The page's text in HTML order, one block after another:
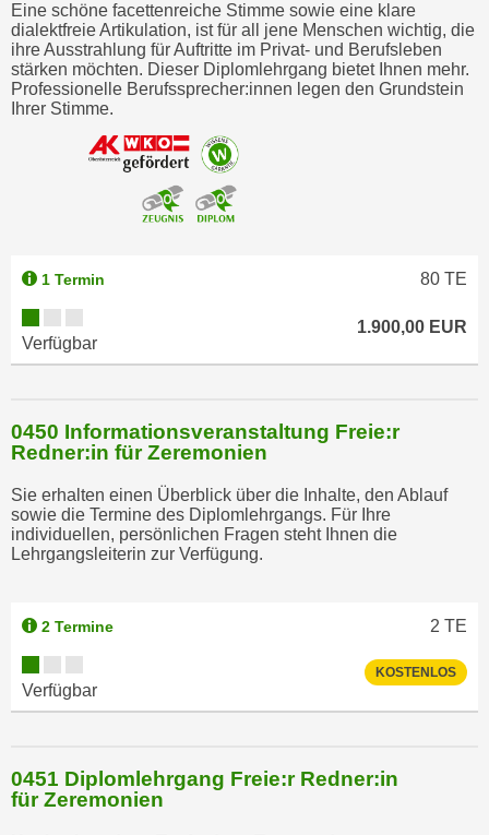
Eine schöne facettenreiche Stimme sowie eine klare
dialektfreie Artikulation, ist für all jene Menschen wichtig, die
ihre Ausstrahlung für Auftritte im Privat- und Berufsleben
stärken möchten. Dieser Diplomlehrgang bietet Ihnen mehr.
Professionelle Berufssprecher:innen legen den Grundstein
Ihrer Stimme.
1 Termin 80 TE
Verfügbar
1.900,00 EUR
0450 Informationsveranstaltung Freie:r
Redner:in für Zeremonien
Sie erhalten einen Überblick über die Inhalte, den Ablauf
sowie die Termine des Diplomlehrgangs. Für Ihre
individuellen, persönlichen Fragen steht Ihnen die
Lehrgangsleiterin zur Verfügung.
2 Termine 2 TE
Verfügbar
KOSTENLOS
0451 Diplomlehrgang Freie:r Redner:in
für Zeremonien